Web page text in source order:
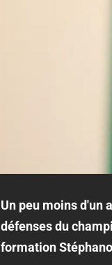
Un peu moins d'un
défenses du
formation